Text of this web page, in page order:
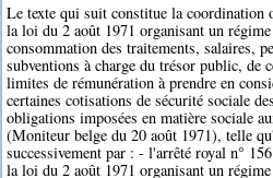
Le texte qui suit constitue la coordination
la loi du 2 août 1971 organisant un
consommation des traitements, salaires,
subventions à charge du trésor public, de
limites de rémunération à prendre en
certaines cotisations de sécurité sociale
obligations imposées en matière sociale
(Moniteur belge du 20 août 1971), telle
successivement par : - l'arrêté royal n°
la loi du 2 août 1971 organisant un